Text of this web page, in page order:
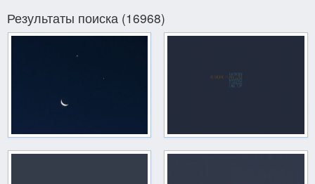
Результаты поиска (16968)